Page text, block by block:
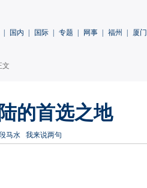
国内 国际 专题 网事 福州 厦门
文
的首选之地
马水 我来说两句